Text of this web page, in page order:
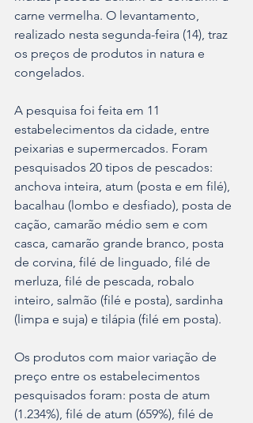
carne vermelha. O levantamento,
realizado nesta segunda-feira (14), traz
os preços de produtos in natura e
congelados.
A pesquisa foi feita em 11
estabelecimentos da cidade, entre
peixarias e supermercados. Foram
pesquisados 20 tipos de pescados:
anchova inteira, atum (posta e em filé),
bacalhau (lombo e desfiado), posta de
cação, camarão médio sem e com
casca, camarão grande branco, posta
de corvina, filé de linguado, filé de
merluza, filé de pescada, robalo
inteiro, salmão (filé e posta), sardinha
(limpa e suja) e tilápia (filé em posta).
Os produtos com maior variação de
preço entre os estabelecimentos
pesquisados foram: posta de atum
(1.234%), filé de atum (659%), filé de